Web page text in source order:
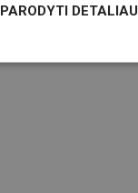
PARODYTI DETALIAU